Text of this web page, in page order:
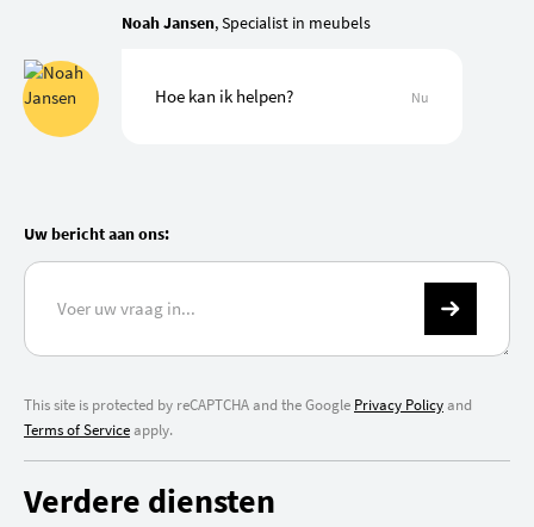
Noah Jansen, Specialist in meubels
Hoe kan ik helpen? Nu
Uw bericht aan ons:
This site is protected by reCAPTCHA and the Google Privacy Policyand
Terms of Serviceapply.
Verdere diensten